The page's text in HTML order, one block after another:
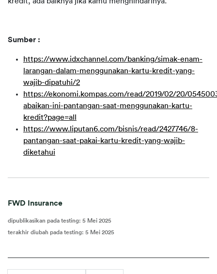
Sumber :
https://www.idxchannel.com/banking/simak-enam-
larangan-dalam-menggunakan-kartu-kredit-yang-
wajib-dipatuhi/2
https://ekonomi.kompas.com/read/2019/02/20/
abaikan-ini-pantangan-saat-menggunakan-kartu-
kredit?page=all
https://www.liputan6.com/bisnis/read/2427746/8-
pantangan-saat-pakai-kartu-kredit-yang-wajib-
diketahui
FWD Insurance
dipublikasikan pada testing: 5 Mei 2025
terakhir diubah pada testing: 5 Mei 2025